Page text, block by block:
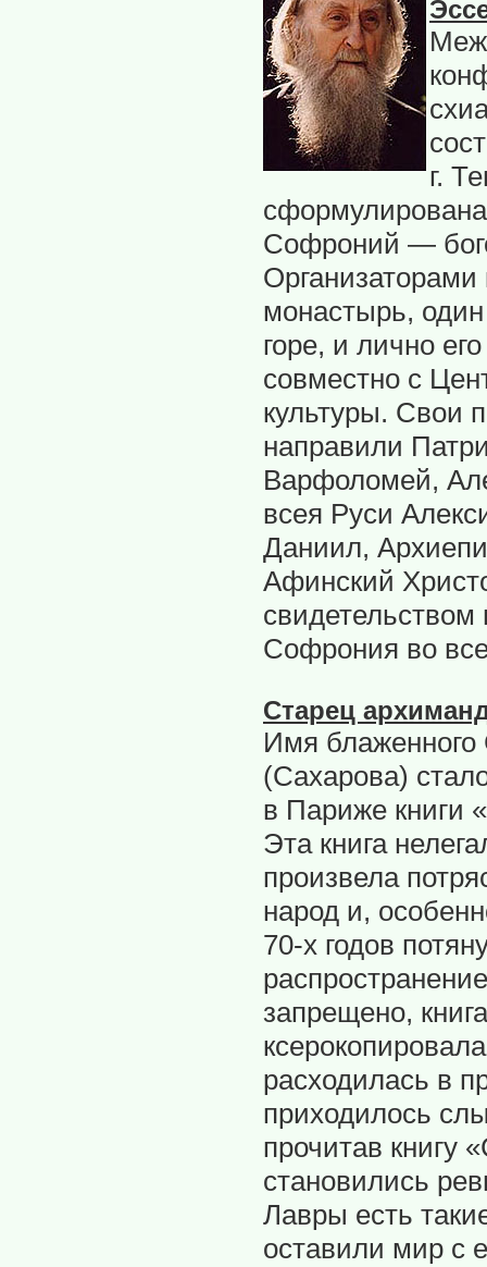
г.
Софроний —
монастырь,
горе, и лично
совместно с
культуры. Свои
направили
Варфоломей,
всея Руси
Даниил,
Афинский
Софрония во
Старец
Имя
(Сахарова)
в Париже книги
Эта книга
произвела
народ и,
70-х годов
запрещено,
расходилась в
приходилось
прочитав книгу
становились
Лавры есть
оставили мир с